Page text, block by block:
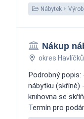
Nábytek
Nákup
okres
Podrobný popis:
nábytku (skříně)
knihovna se
Termín pro